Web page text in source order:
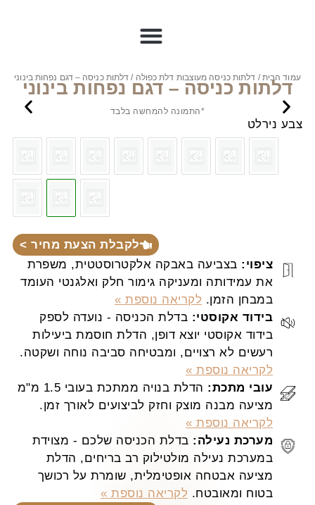
ציפוי: בצביעה באבקה אלקטרוסטטית, משפרת
את עמידותה ומעניקה גימור חלק ואלגנטי העומד
במבחן הזמן. לקריאה נוספת »
בידוד אקוסטי: בדלת הכניסה - נועדה לספק
בידוד אקוסטי יוצא דופן, הדלת חוסמת ביעילות
רעשים לא רצויים, ומבטיחה סביבה נוחה ושקטה.
לקריאה נוספת »
עובי מתכת:
הדלת בנויה ממתכת בעובי 1.5 מ"מ
מציעה מבנה מוצק וחזק לביצועים לאורך זמן.
לקריאה נוספת »
מערכת נעילה: בדלת הכניסה שלכם - מצוידת
במערכת נעילה מולטילוק רב בריחים, הדלת
מציעה אבטחה אופטימלית, שומרת על רכושך
בטוח ומאובטח. לקריאה נוספת »
עמוד הבית/ דלתות כניסה מעוצבות דלת כפולה / דלתות כניסה – דגם נפחות בינוני
דלתות כניסה – דגם נפחות בינוני
*התמונה להמחשה בלבד
צבע נירלט
לקבלת הצעת מחיר >